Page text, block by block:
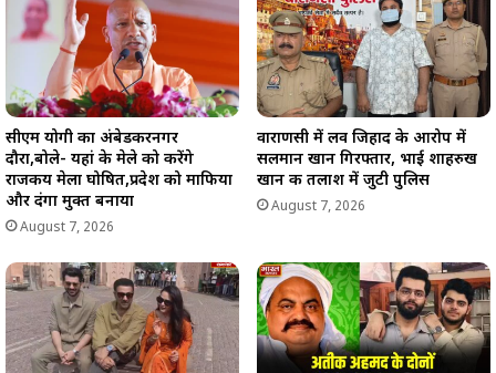
सीएम योगी का अंबेडकरनगर
दौरा,बोले- यहां के मेले को करेंगे
राजकीय मेला घोषित,प्रदेश को माफिया
और दंगा मुक्त बनाया
August 7, 2026
वाराणसी में लव जिहाद के आरोप में
सलमान खान गिरफ्तार, भाई शाहरुख
खान की तलाश में जुटी पुलिस
August 7, 2026